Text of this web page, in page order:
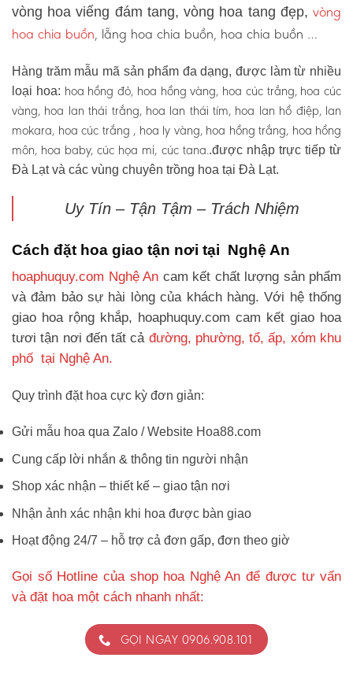
vòng hoa viếng đám tang, vòng hoa tang đẹp, vòng
hoa chia buồn, lẵng hoa chia buồn, hoa chia buồn …
Hàng trăm mẫu mã sản phẩm đa dạng, được làm từ nhiều
loại hoa: hoa hồng đỏ, hoa hồng vàng, hoa cúc trắng, hoa cúc
vàng, hoa lan thái trắng, hoa lan thái tím, hoa lan hồ điệp, lan
mokara, hoa cúc trắng , hoa ly vàng, hoa hồng trắng, hoa hồng
môn, hoa baby, cúc họa mi, cúc tana..được nhập trực tiếp từ
Đà Lạt và các vùng chuyên trồng hoa tại Đà Lạt.
Uy Tín – Tận Tậm – Trách Nhiệm
Cách đặt hoa giao tận nơi tại Nghệ An
hoaphuquy.com Nghệ An cam kết chất lượng sản phẩm
và đảm bảo sự hài lòng của khách hàng. Với hệ thống
giao hoa rộng khắp, hoaphuquy.com cam kết giao hoa
tươi tận nơi đến tất cả đường, phường, tổ, ấp, xóm khu
phố tại Nghệ An.
Quy trình đặt hoa cực kỳ đơn giản:
Gửi mẫu hoa qua Zalo / Website Hoa88.com
Cung cấp lời nhắn & thông tin người nhận
Shop xác nhận – thiết kế – giao tận nơi
Nhận ảnh xác nhận khi hoa được bàn giao
Hoạt động 24/7 – hỗ trợ cả đơn gấp, đơn theo giờ
Gọi số Hotline của shop hoa Nghệ An để được tư vấn
và đặt hoa một cách nhanh nhất:
GỌI NGAY 0906.908.101